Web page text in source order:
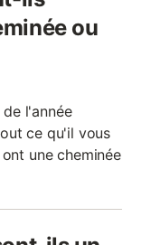
ou
l'année
ce qu'il vous
une cheminée